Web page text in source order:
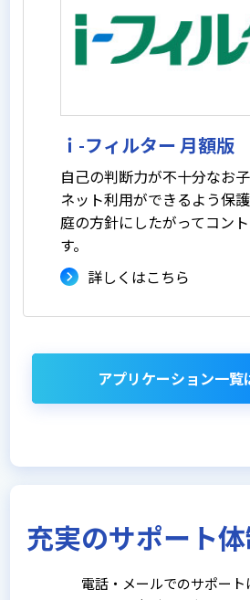
ｉ-フィルター 月額版
自己の判断力が不十分なお
ネット利用ができるよう保
庭の方針にしたがってコン
す。
詳しくはこちら
アプリケーション一覧
充実のサポート体
電話・メールでのサポート